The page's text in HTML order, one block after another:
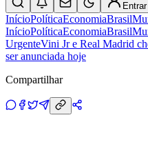
Entrar
InícioPolíticaEconomiaBrasil
InícioPolíticaEconomiaBrasil
UrgenteVini Jr e Real Madrid
ser anunciada hoje
Compartilhar